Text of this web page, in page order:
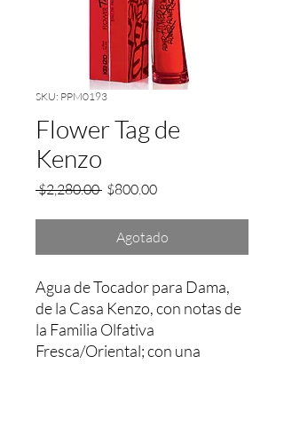
SKU: PPM0193
Flower Tag de
Kenzo
$2,280.00 Precio
$800.00Precio
oferta
Agotado
Agua de Tocador para Dama,
de la Casa Kenzo, con notas de
la Familia Olfativa
Fresca/Oriental; con una